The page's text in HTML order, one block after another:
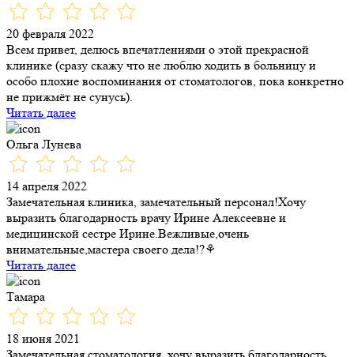
20 февраля 2022
Всем привет, делюсь впечатлениями о этой прекрасной
клинике (сразу скажу что не люблю ходить в больницу и
особо плохие воспоминания от стоматологов, пока конкретно
не прижмёт не сунусь).
Читать далее
Ольга Лунева
14 апреля 2022
Замечательная клиника, замечательный персонал!Хочу
выразить благодарность врачу Ирине Алексеевне и
медицинской сестре Ирине.Вежливые,очень
внимательные,мастера своего дела!?⚘
Читать далее
Тамара
18 июня 2021